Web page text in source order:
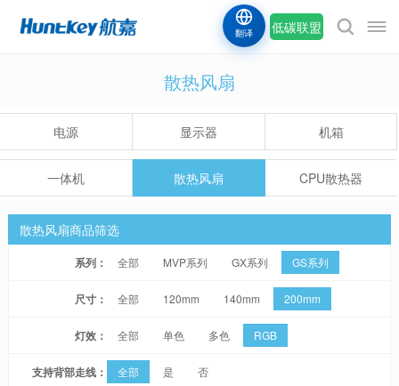
低碳联盟
翻译
散热风扇
电源 显示器 机箱
一体机 散热风扇 CPU散热器
散热风扇商品筛选
系列： 全部 MVP系列 GX系列 GS系列
尺寸： 全部 120mm 140mm 200mm
灯效： 全部 单色 多色 RGB
支持背部走线： 全部 是 否